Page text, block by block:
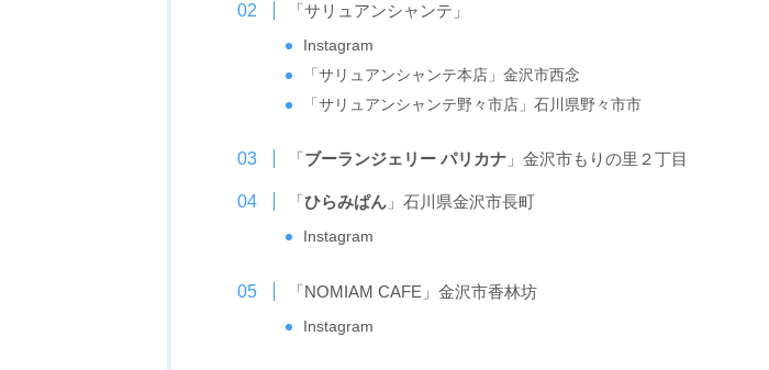
「サリュアンシャンテ」
Instagram
「サリュアンシャンテ本店」金沢市西念
「サリュアンシャンテ野々市店」石川県野々市市
「ブーランジェリー パリカナ」金沢市もりの里２丁目
「ひらみぱん」石川県金沢市長町
Instagram
「NOMIAM CAFE」金沢市香林坊
Instagram